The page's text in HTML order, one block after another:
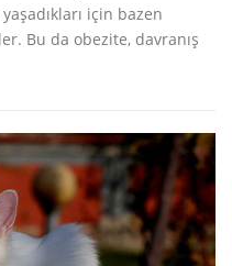
için bazen
Bu da obezite, davranış